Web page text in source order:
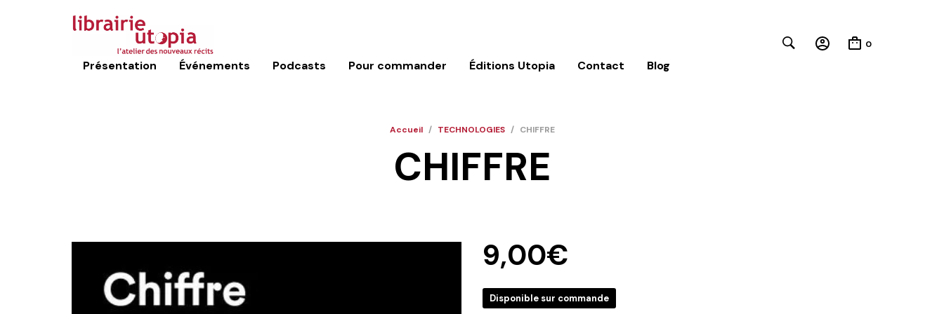
Présentation Événements Podcasts Pour commander Éditions Utopia Contact Blog
0
Accueil / TECHNOLOGIES / CHIFFRE
CHIFFRE
9,00€
Disponible sur commande